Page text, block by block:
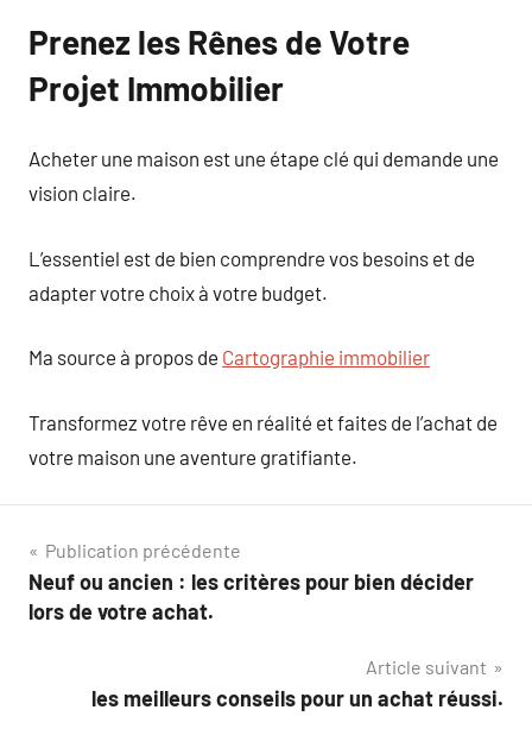
Prenez les Rênes de Votre
Projet Immobilier
Acheter une maison est une étape clé qui demande une
vision claire.
L’essentiel est de bien comprendre vos besoins et de
adapter votre choix à votre budget.
Ma source à propos de Cartographie immobilier
Transformez votre rêve en réalité et faites de l’achat de
votre maison une aventure gratifiante.
Navigation
de
Publication précédente
Neuf ou ancien : les critères pour bien décider
lors de votre achat.
Article suivant
les meilleurs conseils pour un achat réussi.